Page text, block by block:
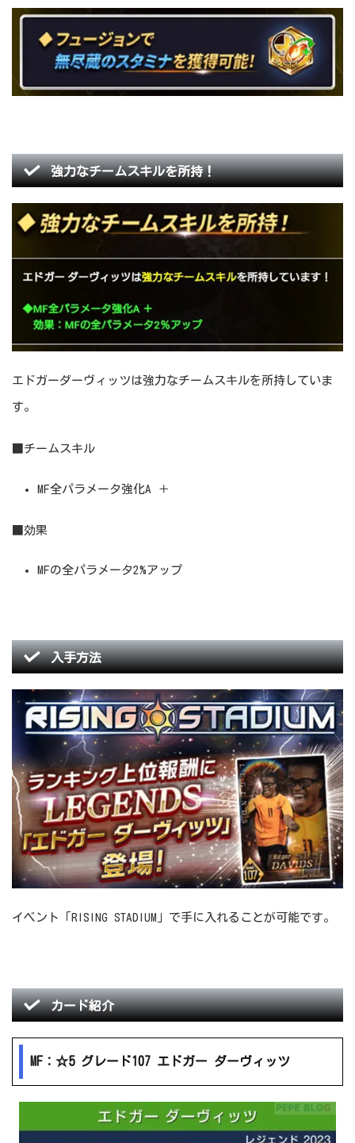
強力なチームスキルを所持！
エドガーダーヴィッツは強力なチームスキルを所持していま
す。
■チームスキル
MF全パラメータ強化A ＋
■効果
MFの全パラメータ2%アップ
入手方法
イベント「RISING STADIUM」で手に入れることが可能です。
カード紹介
MF：☆5 グレード107 エドガー ダーヴィッツ